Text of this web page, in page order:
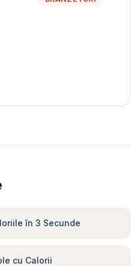
în 3 Secunde
cu Calorii